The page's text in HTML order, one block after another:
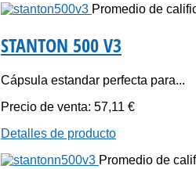
Promedio de
STANTON 500 V3
Cápsula estandar perfecta para...
Precio de venta: 57,11 €
Detalles de producto
Promedio de